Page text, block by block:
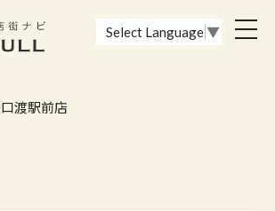
Select Language ▼
渡駅前店